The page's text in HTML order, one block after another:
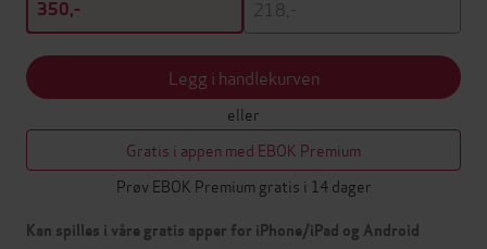
350,-
218,-
Legg i handlekurven
eller
Gratis i appen med EBOK Premium
Prøv EBOK Premium gratis i 14 dager
Kan spilles i våre gratis apper for iPhone/iPad og Android